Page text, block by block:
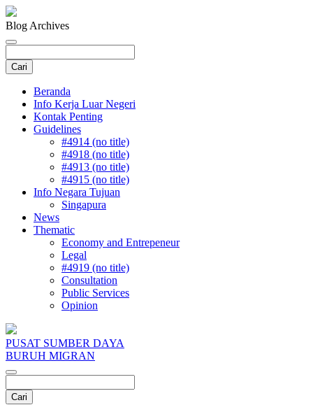
Blog Archives
Beranda
Info Kerja Luar Negeri
Kontak Penting
Guidelines
#4914 (no title)
#4918 (no title)
#4913 (no title)
#4915 (no title)
Info Negara Tujuan
Singapura
News
Thematic
Economy and Entrepeneur
Legal
#4919 (no title)
Consultation
Public Services
Opinion
PUSAT SUMBER DAYA
BURUH MIGRAN